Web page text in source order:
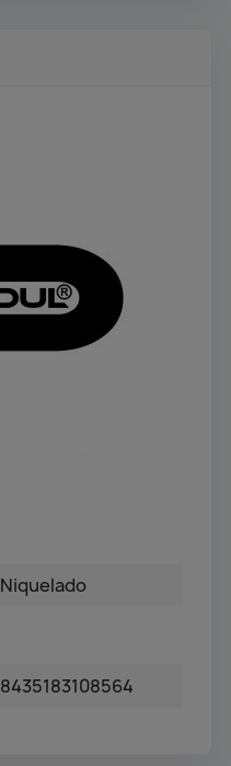
Niquelado
8435183108564